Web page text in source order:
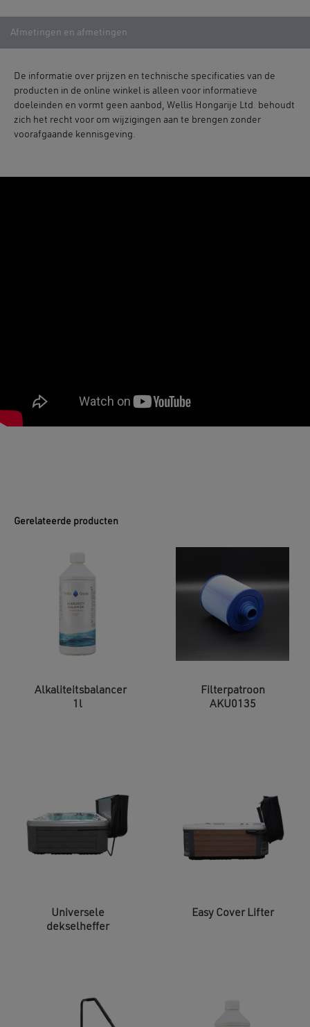
Afmetingen en afmetingen
De informatie over prijzen en technische specificaties van de
producten in de online winkel is alleen voor informatieve
doeleinden en vormt geen aanbod, Wellis Hongarije Ltd. behoudt
zich het recht voor om wijzigingen aan te brengen zonder
voorafgaande kennisgeving.
Gerelateerde producten
Alkaliteitsbalancer
1l
Filterpatroon
AKU0135
Universele
dekselheffer
Easy Cover Lifter